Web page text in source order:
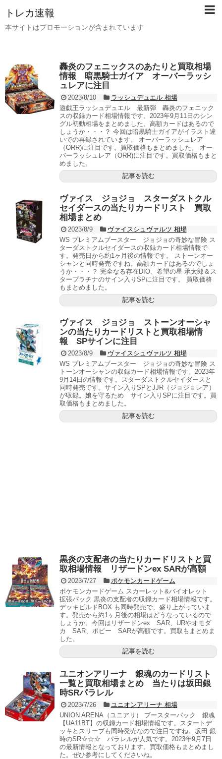
トレカ速報
本サイトはプロモーションが含まれています
轟炎のフェニックスのあたりと買取相場
情報 暗黒騎士ガイア オーバーラッシ
ュレアに注目
2023/8/10
ラッシュデュエル 相場
遊戯王ラッシュデュエル 最新弾 轟炎のフェニック
スの収録カード相場情報です。2023年9月11日のシン
グル初動相場をまとめました。高額カードはあるので
しょうか・・・？ 今回は暗黒騎士ガイアがイラスト違
いでの再録されています。 オーバーラッシュレア
（ORR)に注目です。買取価格もまとめました。 オー
バーラッシュレア（ORR)に注目です。買取価格もまと
めました。
記事を読む
ヴァイス ジョジョ スターダストクル
セイダースの当たりカードリスト 買取
相場まとめ
2023/8/9
ヴァイスシュヴァルツ 相場
WS プレミアムブースター ジョジョの奇妙な冒険 ス
ターダストクルセイダースの収録カード相場情報で
す。発売日から約1ヶ月後の情報です。 ストーンオー
シャンと同時発売ですね。高額カードはあるのでしょ
うか・・・？ 完全なる存在DIO、希望の星 承太郎＆ス
タープラチナのサイン入りSPに注目です。 買取価格
もまとめました。
記事を読む
ヴァイス ジョジョ ストーンオーシャ
ンの当たりカードリストと買取相場情
報 SPサインに注目
2023/8/9
ヴァイスシュヴァルツ 相場
WS プレミアムブースター ジョジョの奇妙な冒険 ス
トーンオーシャンの収録カード相場情報です。2023年
9月14日の情報です。スターダストクルセイダースと
同時発売です。サイン入りSPとJJR（ジョジョレア）
が収録。娘を守るため サイン入りSPに注目です。買
取価格もまとめました。
記事を読む
黒炎の支配者の当たりカードリストと買
取相場情報 リザードンex SARが高額
2023/7/27
ポケモンカードゲーム
ポケモンカードゲーム スカーレット&バイオレット
拡張パック 黒炎の支配者の収録カード相場情報です。
デッキビルドBOX も同時発売で、盛り上がっていま
す。発売から約1ヶ月後の相場はどうなっているので
しょうか。今回はリザードンex SAR、URやオモダ
カ SAR、ポピー SARが高額です。買取もまとめま
した。
記事を読む
ユニオンアリーナ 銀魂のカードリスト
一覧と買取相場まとめ 当たりは坂田銀
時SRパラレル
2023/7/26
ユニオンアリーナ 相場
UNION ARENA（ユニアリ） ブースターパック 銀魂
【UA11BT】の収録カード相場情報です。スタートデ
ッキとスリーブも同時発売なので注目ですね。坂田 銀
時のSR☆☆☆ パラレルが人気です。2023年9月7日
の最新情報となっております。買取価格もまとめまし
た。ぜひ参考にしてくださいね。